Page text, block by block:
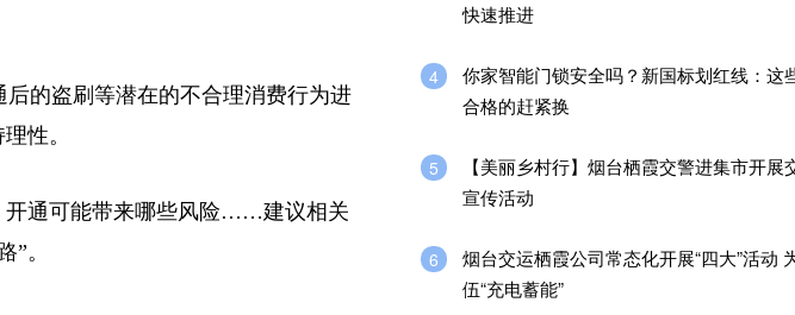
的盗刷等潜在的不合理消费行为进
性。
通可能带来哪些风险……建议相关
。
快速推进
4
你家智能门锁安全吗？新国标划红线：这
合格的赶紧换
5
【美丽乡村行】烟台栖霞交警进集市开展
宣传活动
6
烟台交运栖霞公司常态化开展“四大”活动
伍“充电蓄能”